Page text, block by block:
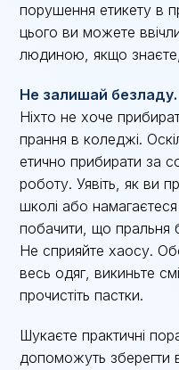
порушення етикету в
цього ви можете
людиною, якщо
Не залишай безладу.
Ніхто не хоче
прання в коледжі.
етично прибирати за
роботу. Уявіть, як ви
школі або
побачити, що пральня
Не сприяйте хаосу.
весь одяг, викиньте
прочистіть пастки.
Шукаєте практичні
допоможуть зберегти